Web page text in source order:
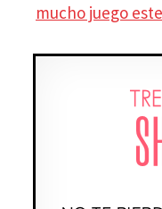
mucho juego